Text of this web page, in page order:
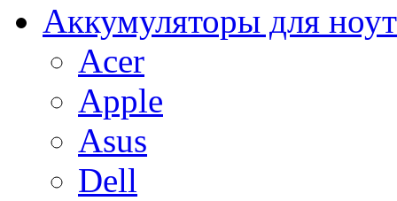
Аккумуляторы для
Acer
Apple
Asus
Dell